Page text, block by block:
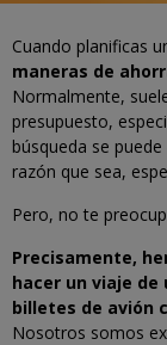
Cuando planificas
maneras de
Normalmente,
presupuesto,
búsqueda se
razón que sea,
Pero, no te
Precisamente,
hacer un viaje
billetes de avión
Nosotros somos